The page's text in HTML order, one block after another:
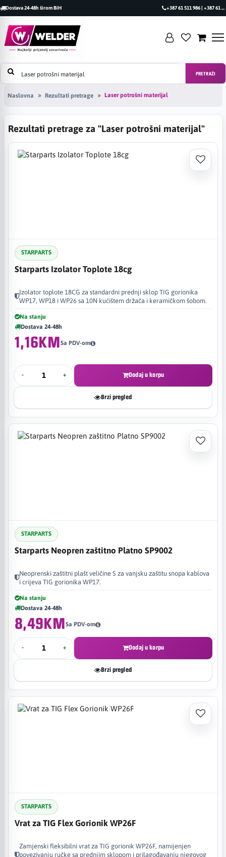
Dostava 24-48h širom BiH +387 61 511 986 | +387 61 493 470
PRETRAŽI
Naslovna Rezultati pretrage Laser potrošni materijal
Rezultati pretrage za "Laser potrošni materijal"
STARPARTS
Starparts Izolator Toplote 18cg
Izolator toplote 18CG za standardni prednji sklop TIG gorionika
WP17, WP18 i WP26 sa 10N kućištem držača i keramičkom šobom.
Na stanju
Dostava 24-48h
1,16KMSa PDV-om
- + Dodaj u korpu
Brzi pregled
STARPARTS
Starparts Neopren zaštitno Platno SP9002
Neoprenski zaštitni plašt veličine S za vanjsku zaštitu snopa kablova
i crijeva TIG gorionika WP17.
Na stanju
Dostava 24-48h
8,49KMSa PDV-om
- + Dodaj u korpu
Brzi pregled
STARPARTS
Vrat za TIG Flex Gorionik WP26F
Zamjenski fleksibilni vrat za TIG gorionik WP26F, namijenjen
povezivanju ručke sa prednjim sklopom i prilagođavanju njegovog